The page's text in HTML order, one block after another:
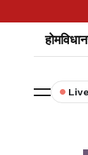
होम
Live